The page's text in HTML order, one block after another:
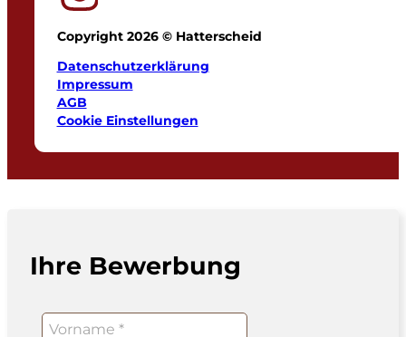
Copyright 2026 © Hatterscheid
Datenschutzerklärung
Impressum
AGB
Cookie Einstellungen
Ihre Bewerbung